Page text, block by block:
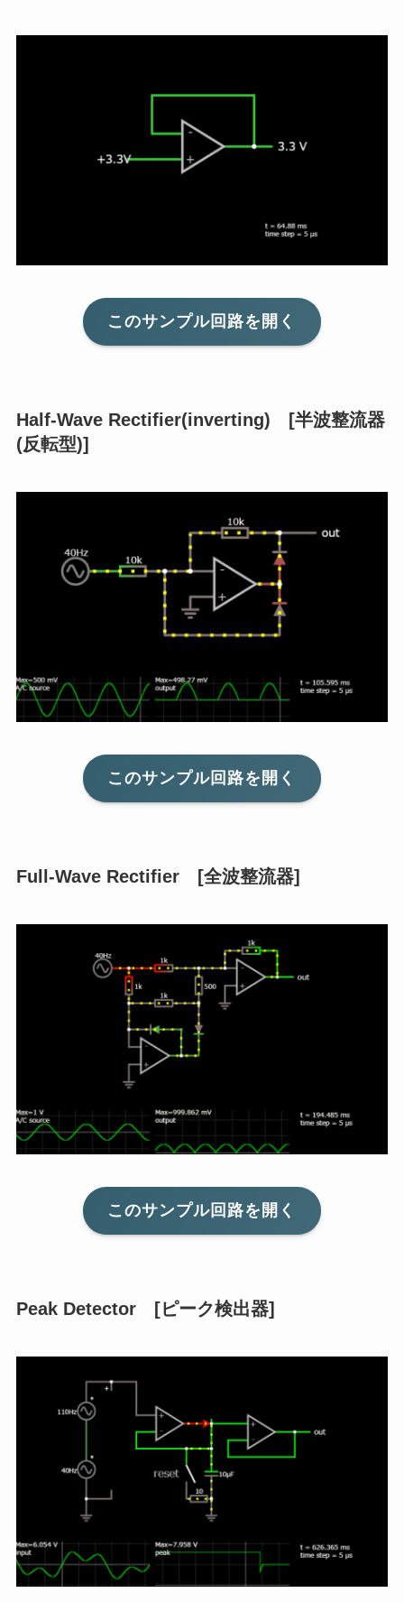
このサンプル回路を開く
Half-Wave Rectifier(inverting) [半波整流器
(反転型)]
このサンプル回路を開く
Full-Wave Rectifier [全波整流器]
このサンプル回路を開く
Peak Detector [ピーク検出器]